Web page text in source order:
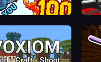
Killer: You vs 100